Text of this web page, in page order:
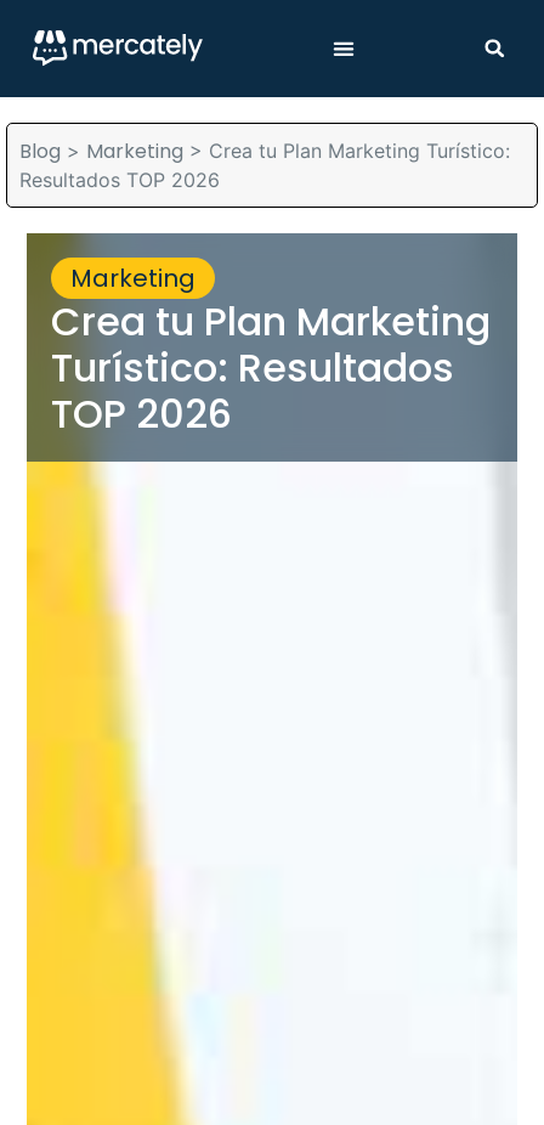
Blog > Marketing > Crea tu Plan Marketing Turístico:
Resultados TOP 2026
Marketing
Crea tu Plan Marketing
Turístico: Resultados
TOP 2026